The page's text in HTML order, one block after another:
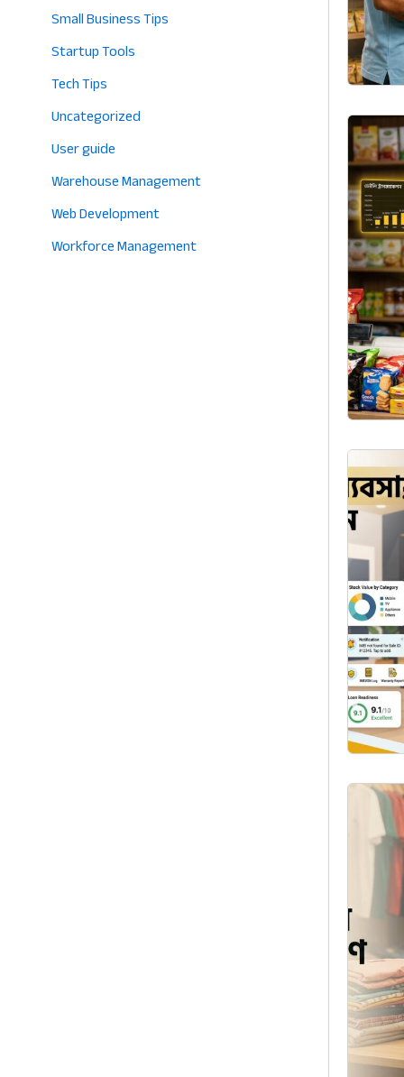
Small Business Tips
Startup Tools
Tech Tips
Uncategorized
User guide
Warehouse Management
Web Development
Workforce Management